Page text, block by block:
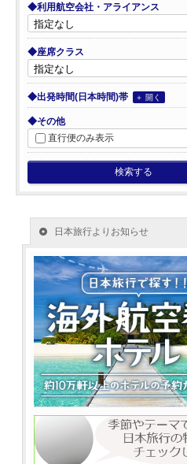
◆利用航空会社・アライアンス
◆座席クラス
◆出発時間(日本時間)帯 ＋ 開く
◆その他
直行便のみ表示
検索する